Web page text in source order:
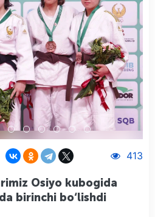
413
Osiyo kubogida
birinchi bo‘lishdi